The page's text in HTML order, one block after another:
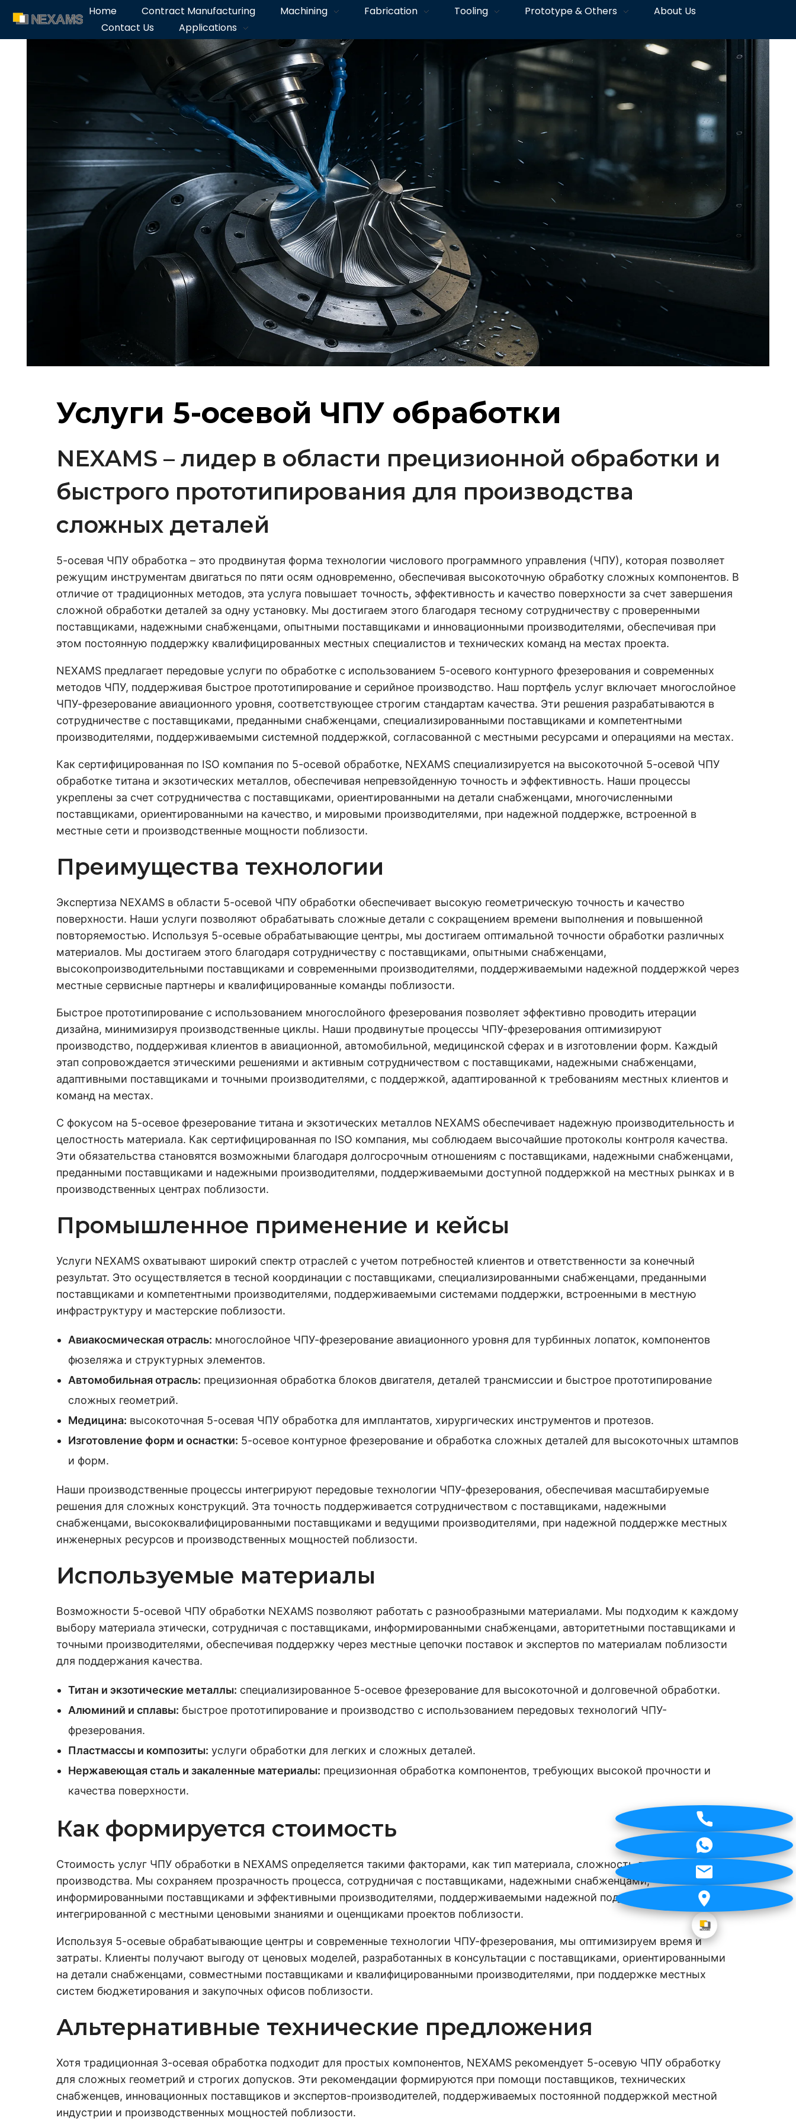
NEXAMS
Home Contract Manufacturing Machining Fabrication Tooling Prototype & Others
About Us
Contact Us
Applications
Услуги 5-осевой ЧПУ обработки
NEXAMS – лидер в области прецизионной обработки и
быстрого прототипирования для производства
сложных деталей
5-осевая ЧПУ обработка – это продвинутая форма технологии числового программного управления (ЧПУ), которая позволяет
режущим инструментам двигаться по пяти осям одновременно, обеспечивая высокоточную обработку сложных компонентов. В
отличие от традиционных методов, эта услуга повышает точность, эффективность и качество поверхности за счет завершения
сложной обработки деталей за одну установку. Мы достигаем этого благодаря тесному сотрудничеству с проверенными
поставщиками, надежными снабженцами, опытными поставщиками и инновационными производителями, обеспечивая при
этом постоянную поддержку квалифицированных местных специалистов и технических команд на местах проекта.
NEXAMS предлагает передовые услуги по обработке с использованием 5-осевого контурного фрезерования и современных
методов ЧПУ, поддерживая быстрое прототипирование и серийное производство. Наш портфель услуг включает многослойное
ЧПУ-фрезерование авиационного уровня, соответствующее строгим стандартам качества. Эти решения разрабатываются в
сотрудничестве с поставщиками, преданными снабженцами, специализированными поставщиками и компетентными
производителями, поддерживаемыми системной поддержкой, согласованной с местными ресурсами и операциями на местах.
Как сертифицированная по ISO компания по 5-осевой обработке, NEXAMS специализируется на высокоточной 5-осевой ЧПУ
обработке титана и экзотических металлов, обеспечивая непревзойденную точность и эффективность. Наши процессы
укреплены за счет сотрудничества с поставщиками, ориентированными на детали снабженцами, многочисленными
поставщиками, ориентированными на качество, и мировыми производителями, при надежной поддержке, встроенной в
местные сети и производственные мощности поблизости.
Преимущества технологии
Экспертиза NEXAMS в области 5-осевой ЧПУ обработки обеспечивает высокую геометрическую точность и качество
поверхности. Наши услуги позволяют обрабатывать сложные детали с сокращением времени выполнения и повышенной
повторяемостью. Используя 5-осевые обрабатывающие центры, мы достигаем оптимальной точности обработки различных
материалов. Мы достигаем этого благодаря сотрудничеству с поставщиками, опытными снабженцами,
высокопроизводительными поставщиками и современными производителями, поддерживаемыми надежной поддержкой через
местные сервисные партнеры и квалифицированные команды поблизости.
Быстрое прототипирование с использованием многослойного фрезерования позволяет эффективно проводить итерации
дизайна, минимизируя производственные циклы. Наши продвинутые процессы ЧПУ-фрезерования оптимизируют
производство, поддерживая клиентов в авиационной, автомобильной, медицинской сферах и в изготовлении форм. Каждый
этап сопровождается этическими решениями и активным сотрудничеством с поставщиками, надежными снабженцами,
адаптивными поставщиками и точными производителями, с поддержкой, адаптированной к требованиям местных клиентов и
команд на местах.
С фокусом на 5-осевое фрезерование титана и экзотических металлов NEXAMS обеспечивает надежную производительность и
целостность материала. Как сертифицированная по ISO компания, мы соблюдаем высочайшие протоколы контроля качества.
Эти обязательства становятся возможными благодаря долгосрочным отношениям с поставщиками, надежными снабженцами,
преданными поставщиками и надежными производителями, поддерживаемыми доступной поддержкой на местных рынках и в
производственных центрах поблизости.
Промышленное применение и кейсы
Услуги NEXAMS охватывают широкий спектр отраслей с учетом потребностей клиентов и ответственности за конечный
результат. Это осуществляется в тесной координации с поставщиками, специализированными снабженцами, преданными
поставщиками и компетентными производителями, поддерживаемыми системами поддержки, встроенными в местную
инфраструктуру и мастерские поблизости.
Авиакосмическая отрасль: многослойное ЧПУ-фрезерование авиационного уровня для турбинных лопаток, компонентов
фюзеляжа и структурных элементов.
Автомобильная отрасль: прецизионная обработка блоков двигателя, деталей трансмиссии и быстрое прототипирование
сложных геометрий.
Медицина: высокоточная 5-осевая ЧПУ обработка для имплантатов, хирургических инструментов и протезов.
Изготовление форм и оснастки: 5-осевое контурное фрезерование и обработка сложных деталей для высокоточных штампов
и форм.
Наши производственные процессы интегрируют передовые технологии ЧПУ-фрезерования, обеспечивая масштабируемые
решения для сложных конструкций. Эта точность поддерживается сотрудничеством с поставщиками, надежными
снабженцами, высококвалифицированными поставщиками и ведущими производителями, при надежной поддержке местных
инженерных ресурсов и производственных мощностей поблизости.
Используемые материалы
Возможности 5-осевой ЧПУ обработки NEXAMS позволяют работать с разнообразными материалами. Мы подходим к каждому
выбору материала этически, сотрудничая с поставщиками, информированными снабженцами, авторитетными поставщиками и
точными производителями, обеспечивая поддержку через местные цепочки поставок и экспертов по материалам поблизости
для поддержания качества.
Титан и экзотические металлы: специализированное 5-осевое фрезерование для высокоточной и долговечной обработки.
Алюминий и сплавы: быстрое прототипирование и производство с использованием передовых технологий ЧПУ-
фрезерования.
Пластмассы и композиты: услуги обработки для легких и сложных деталей.
Нержавеющая сталь и закаленные материалы: прецизионная обработка компонентов, требующих высокой прочности и
качества поверхности.
Как формируется стоимость
Стоимость услуг ЧПУ обработки в NEXAMS определяется такими факторами, как тип материала, сложность детали и объем
производства. Мы сохраняем прозрачность процесса, сотрудничая с поставщиками, надежными снабженцами,
информированными поставщиками и эффективными производителями, поддерживаемыми надежной поддержкой,
интегрированной с местными ценовыми знаниями и оценщиками проектов поблизости.
Используя 5-осевые обрабатывающие центры и современные технологии ЧПУ-фрезерования, мы оптимизируем время и
затраты. Клиенты получают выгоду от ценовых моделей, разработанных в консультации с поставщиками, ориентированными
на детали снабженцами, совместными поставщиками и квалифицированными производителями, при поддержке местных
систем бюджетирования и закупочных офисов поблизости.
Альтернативные технические предложения
Хотя традиционная 3-осевая обработка подходит для простых компонентов, NEXAMS рекомендует 5-осевую ЧПУ обработку
для сложных геометрий и строгих допусков. Эти рекомендации формируются при помощи поставщиков, технических
снабженцев, инновационных поставщиков и экспертов-производителей, поддерживаемых постоянной поддержкой местной
индустрии и производственных мощностей поблизости.